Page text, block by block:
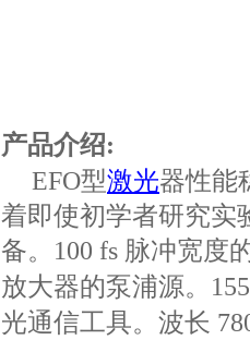
产品介绍:
EFO型激光器性能
着即使初学者研究实
备。100 fs 脉冲宽度
放大器的泵浦源。
光通信工具。波长